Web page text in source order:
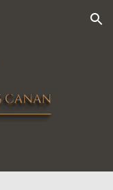
Skip to navigation